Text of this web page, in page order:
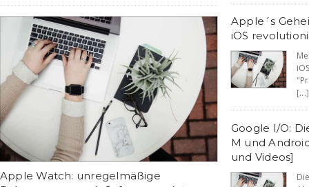
Apple Watch: unregelmäßige
Apple´s
iOS
[...]
Google I/O:
M und
und Videos]